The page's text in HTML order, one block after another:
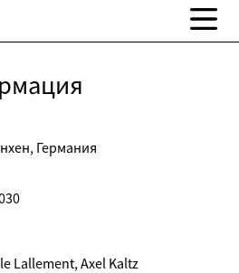
Германия
Lallement, Axel Kaltz